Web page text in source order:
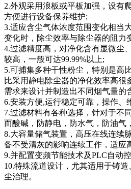
2.外观采用浪板或平板加强，设有
方便进行设备保养维护;
3.适应含尘气体浓度范围变化相当
变化时，除尘效率与除尘器的阻力
4.过滤精度高，对净化含有显微尘
较高，一般可达99.99%以上;
5.可捕集多种干性粉尘，特别是高
比采用静电除尘器的净化效率高很
需求来设计并制造出不同烟气量的
6.安装方便,运行稳定可靠，操作、
7.过滤材料有各种选择，针对于不
而酸碱，防静电，防水气，防油气
8.大容量储气装置，高压在线连续
备不受清灰的影响连续工作，适应
9.并配置变频节能技术及PLC自动
10.特殊流道设计，尤其适用于铸
尘治理。